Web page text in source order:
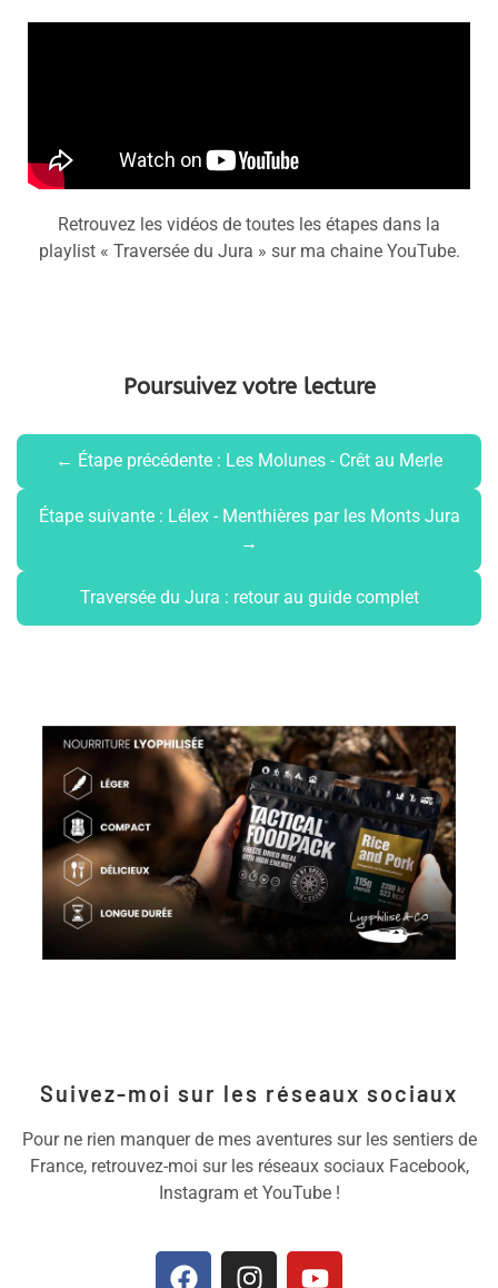
Retrouvez les vidéos de toutes les étapes dans la
playlist « Traversée du Jura » sur ma chaine YouTube.
Poursuivez votre lecture
← Étape précédente : Les Molunes - Crêt au Merle
Étape suivante : Lélex - Menthières par les Monts Jura
→
Traversée du Jura : retour au guide complet
Suivez-moi sur les réseaux sociaux
Pour ne rien manquer de mes aventures sur les sentiers de
France, retrouvez-moi sur les réseaux sociaux Facebook,
Instagram et YouTube !